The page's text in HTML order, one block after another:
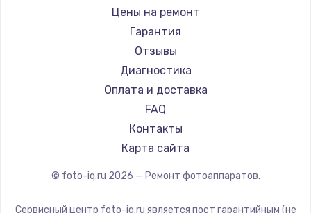
Техобслуживание
900 руб.
Заказать
Установка / подключение / демонтаж
1300 руб.
Заказать
1400 руб.
Blackmagic
Цены на ремонт
Гарантия
Отзывы
Диагностика
Оплата и доставка
FAQ
Контакты
Карта сайта
© foto-iq.ru 2026 — Ремонт фотоаппаратов.
Сервисный центр foto-iq.ru является пост гарантийным (не